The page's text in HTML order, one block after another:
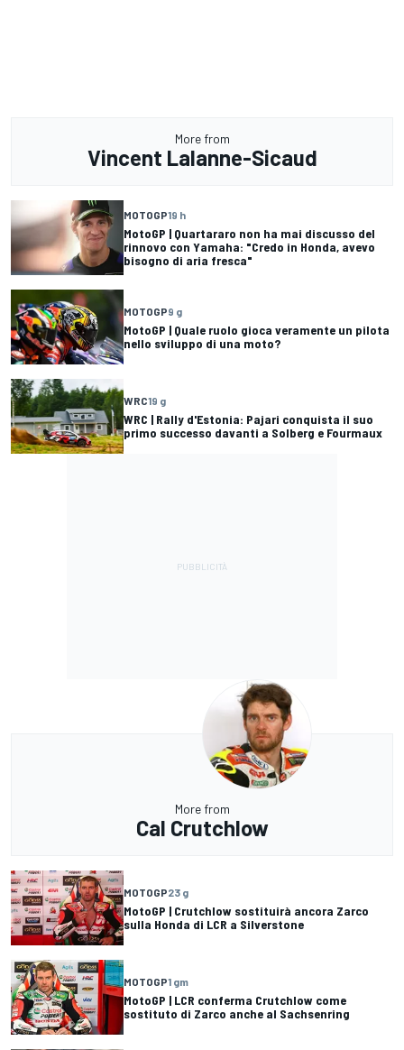
More from
Vincent Lalanne-Sicaud
MOTOGP19 h
MotoGP | Quartararo non ha mai discusso del
rinnovo con Yamaha: "Credo in Honda, avevo
bisogno di aria fresca"
MOTOGP9 g
MotoGP | Quale ruolo gioca veramente un pilota
nello sviluppo di una moto?
WRC19 g
WRC | Rally d'Estonia: Pajari conquista il suo
primo successo davanti a Solberg e Fourmaux
More from
Cal Crutchlow
MOTOGP23 g
MotoGP | Crutchlow sostituirà ancora Zarco
sulla Honda di LCR a Silverstone
MOTOGP1 gm
MotoGP | LCR conferma Crutchlow come
sostituto di Zarco anche al Sachsenring